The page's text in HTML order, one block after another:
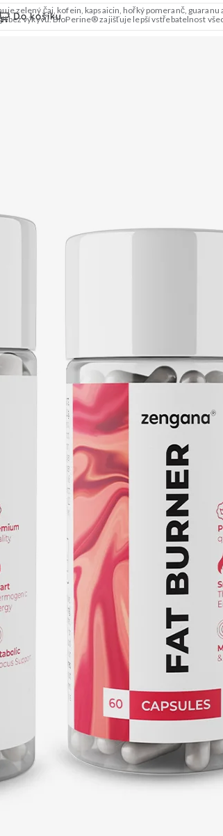
Do košíku
zelený čaj, kofein, kapsaicin, hořký pomeranč,
výkyvů. BioPerine® zajišťuje lepší vstřebatelnost